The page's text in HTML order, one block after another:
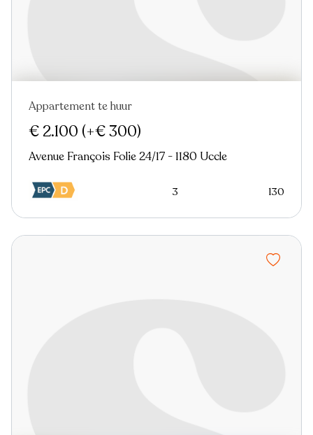
Appartement te huur
€ 2.100 (+€ 300)
Avenue François Folie 24/17 - 1180 Uccle
3 130